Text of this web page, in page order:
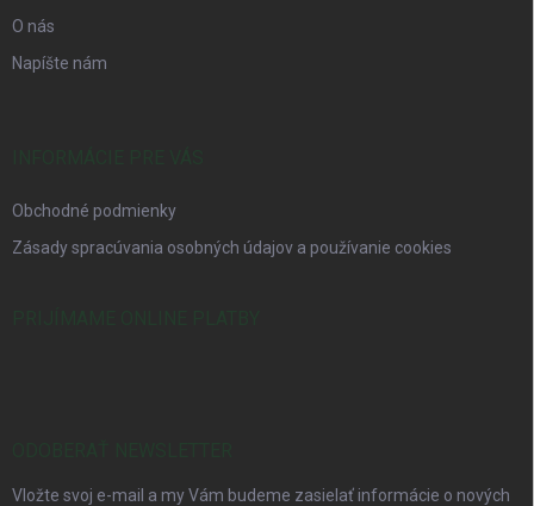
O nás
Napíšte nám
Obchodné podmienky
Zásady spracúvania osobných údajov a používanie cookies
Vložte svoj e-mail a my Vám budeme zasielať informácie o nových